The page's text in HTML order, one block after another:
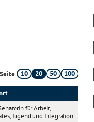
10 20 50 100
für Arbeit,
Jugend und Integration